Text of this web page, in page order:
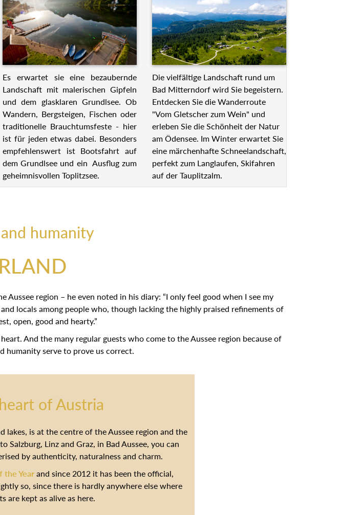
Es erwartet sie eine bezaubernde
Landschaft mit malerischen Gipfeln
und dem glasklaren Grundlsee. Ob
Wandern, Bergsteigen, Fischen oder
traditionelle Brauchtumsfeste - hier
ist für jeden etwas dabei. Besonders
empfehlenswert ist Bootsfahrt auf
dem Grundlsee und ein Ausflug zum
geheimnisvollen Toplitzsee.
Die vielfältige Landschaft rund um
Bad Mitterndorf wird Sie begeistern.
Entdecken Sie die Wanderroute
"Vom Gletscher zum Wein" und
erleben Sie die Schönheit der Natur
am Ödensee. Im Winter erwartet Sie
eine märchenhafte Schneelandschaft,
perfekt zum Langlaufen, Skifahren
auf der Tauplitzalm.
humanity
region – he even noted in his diary: “I only feel good when I see my
locals among people who, though lacking the highly praised refinements of
open, good and hearty.”
And the many regular guests who come to the Aussee region because of
humanity serve to prove us correct.
of Austria
lakes, is at the centre of the Aussee region and the
Linz and Graz, in Bad Aussee, you can
by authenticity, naturalness and charm.
the Year and since 2012 it has been the official,
so, since there is hardly anywhere else where
are kept as alive as here.